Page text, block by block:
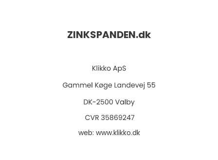
ZINKSPANDEN.dk
web: www.klikko.dk